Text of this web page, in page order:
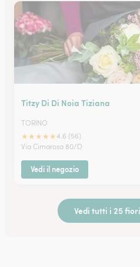
Titzy Di Di Noia Tiziana
TORINO
★★★★★4.6 (56)
Via Cimarosa 80/D
Vedi il negozio
Vedi tutti i 25